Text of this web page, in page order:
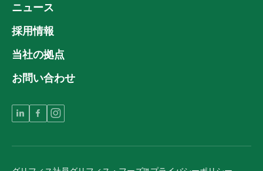
ニュース
採用情報
当社の拠点
お問い合わせ